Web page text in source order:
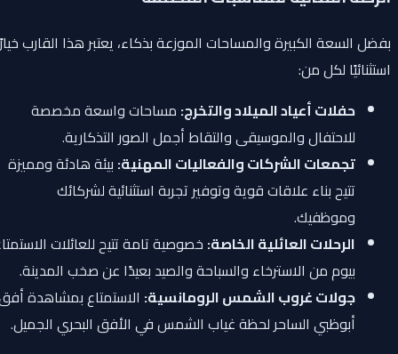
بفضل السعة الكبيرة والمساحات الموزعة بذكاء، يعتبر هذا القارب خيارًا
استثنائيًا لكل من:
حفلات أعياد الميلاد والتخرج:مساحات واسعة مخصصة
للاحتفال والموسيقى والتقاط أجمل الصور التذكارية.
تجمعات الشركات والفعاليات المهنية:بيئة هادئة ومميزة
تتيح بناء علاقات قوية وتوفير تجربة استثنائية لشركائك
وموظفيك.
الرحلات العائلية الخاصة:خصوصية تامة تتيح للعائلات الاستمتاع
بيوم من الاسترخاء والسباحة والصيد بعيدًا عن صخب المدينة.
جولات غروب الشمس الرومانسية:الاستمتاع بمشاهدة أفق
أبوظبي الساحر لحظة غياب الشمس في الأفق البحري الجميل.